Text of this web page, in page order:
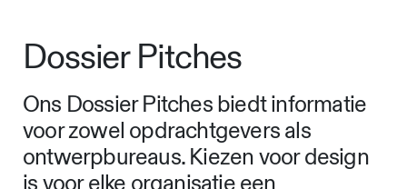
Dossier Pitches
Ons Dossier Pitches biedt informatie
voor zowel opdrachtgevers als
ontwerpbureaus. Kiezen voor design